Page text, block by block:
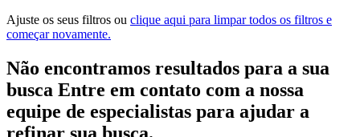
Ajuste os seus filtros ou clique aqui para limpar todos os filtros e
começar novamente.
Não encontramos resultados para a sua
busca Entre em contato com a nossa
equipe de especialistas para ajudar a